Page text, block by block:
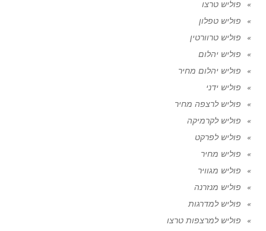
פוליש טרצו
פוליש טפלון
פוליש טרוורטין
פוליש יהלום
פוליש יהלום מחיר
פוליש ידני
פוליש לרצפה מחיר
פוליש לקרמיקה
פוליש לפרקט
פוליש מחיר
פוליש מגוויר
פוליש מנזרנה
פוליש למדרגות
פוליש למרצפות טרצו